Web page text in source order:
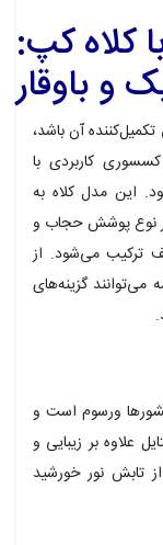
کلاه کپ:
و باوقار
آن باشد،
کاربردی با
این مدل کلاه به
نوع پوشش حجاب و
ترکیب می‌شود. از
گزینه‌های
ورسوم است و
علاوه بر زیبایی و
تابش نور خورشید